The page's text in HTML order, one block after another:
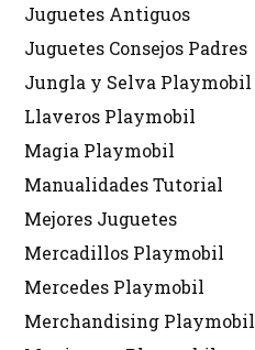
Juguetes Antiguos
Juguetes Consejos Padres
Jungla y Selva Playmobil
Llaveros Playmobil
Magia Playmobil
Manualidades Tutorial
Mejores Juguetes
Mercadillos Playmobil
Mercedes Playmobil
Merchandising Playmobil